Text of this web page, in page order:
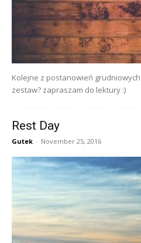
Kolejne z postanowień
zestaw? zapraszam do lektury :)
Rest Day
Gutek - November 25, 2016